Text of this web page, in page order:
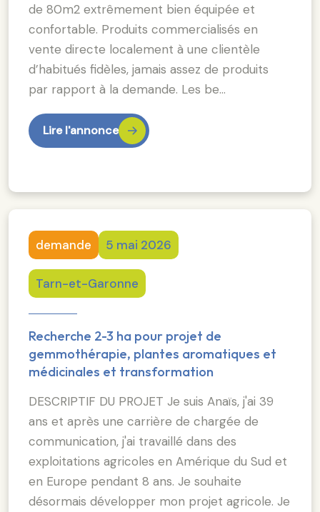
de 80m2 extrêmement bien équipée et
confortable. Produits commercialisés en
vente directe localement à une clientèle
d’habitués fidèles, jamais assez de produits
par rapport à la demande. Les be…
Lire l'annonce
demande 5 mai 2026
Tarn-et-Garonne
Recherche 2-3 ha pour projet de
gemmothérapie, plantes aromatiques et
médicinales et transformation
DESCRIPTIF DU PROJET Je suis Anaïs, j'ai 39
ans et après une carrière de chargée de
communication, j'ai travaillé dans des
exploitations agricoles en Amérique du Sud et
en Europe pendant 8 ans. Je souhaite
désormais développer mon projet agricole. Je